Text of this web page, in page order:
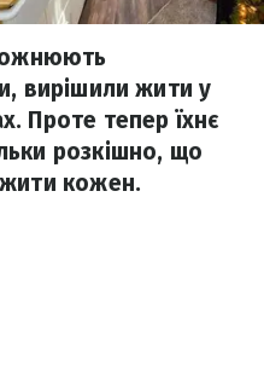
вирішили жити у
Проте тепер їхнє
розкішно, що
кожен.